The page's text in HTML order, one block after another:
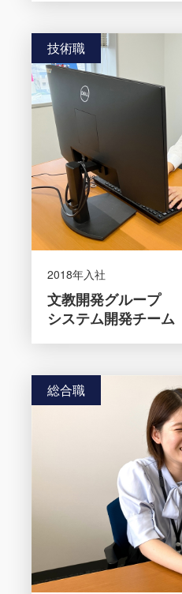
技術職
2018年入社
文教開発グループ
システム開発チーム
総合職